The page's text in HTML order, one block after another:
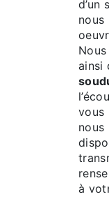
d’un
nous
ainsi
vous
nous
à